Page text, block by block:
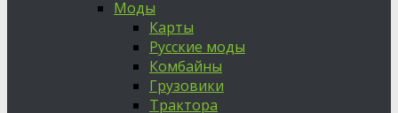
Моды
Карты
Русские моды
Комбайны
Грузовики
Трактора